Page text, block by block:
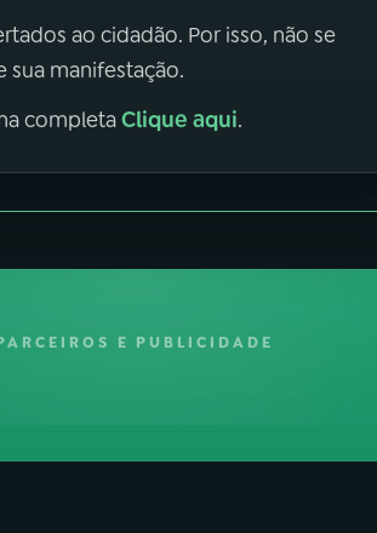
ao cidadão. Por isso, não se
sua manifestação.
completaClique aqui.
E PUBLICIDADE